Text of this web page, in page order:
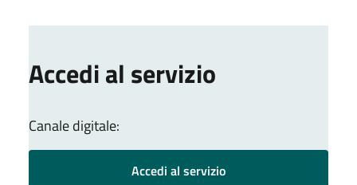
Accedi al servizio
Canale digitale:
Accedi al servizio